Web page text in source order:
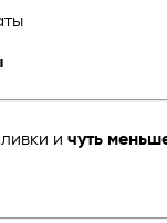
и чуть